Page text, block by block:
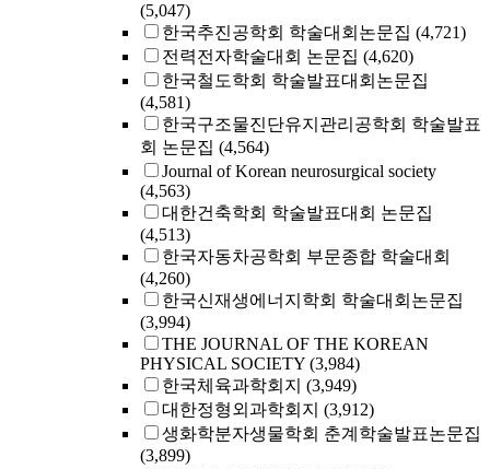
(5,047)
한국추진공학회 학술대회논문집 (4,721)
전력전자학술대회 논문집 (4,620)
한국철도학회 학술발표대회논문집
(4,581)
한국구조물진단유지관리공학회 학술발표
회 논문집 (4,564)
Journal of Korean neurosurgical society
(4,563)
대한건축학회 학술발표대회 논문집
(4,513)
한국자동차공학회 부문종합 학술대회
(4,260)
한국신재생에너지학회 학술대회논문집
(3,994)
THE JOURNAL OF THE KOREAN
PHYSICAL SOCIETY (3,984)
한국체육과학회지 (3,949)
대한정형외과학회지 (3,912)
생화학분자생물학회 춘계학술발표논문집
(3,899)